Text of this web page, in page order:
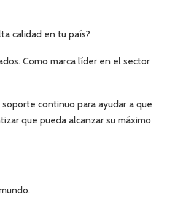
calidad en tu país?
Como marca líder en el sector
continuo para ayudar a que
que pueda alcanzar su máximo